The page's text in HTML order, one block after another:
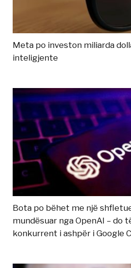
Meta po investon miliarda
inteligjente
Bota po bëhet me një
mundësuar nga OpenAI – do
konkurrent i ashpër i Google